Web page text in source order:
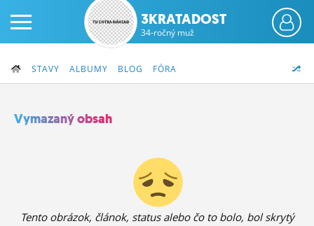
FÓRUM
3KRATADOST
34-ročný muž
STAVY ALBUMY BLOG FÓRA
Vymazaný obsah
Tento obrázok, článok, status alebo čo to bolo, bol skrytý